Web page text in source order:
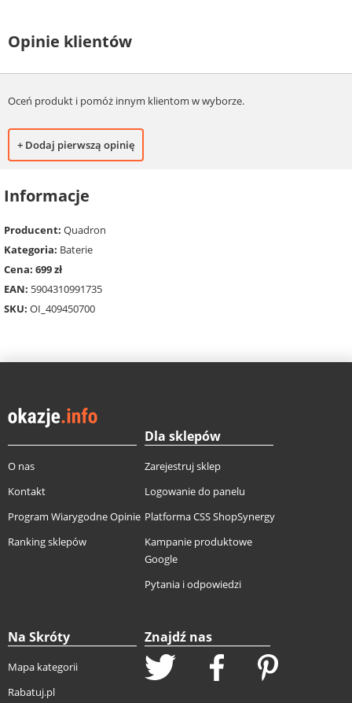
Opinie klientów
Oceń produkt i pomóż innym klientom w wyborze.
+ Dodaj pierwszą opinię
Informacje
Producent: Quadron
Kategoria: Baterie
Cena: 699 zł
EAN: 5904310991735
SKU: OI_409450700
O nas
Kontakt
Program Wiarygodne Opinie
Ranking sklepów
Dla sklepów
Zarejestruj sklep
Logowanie do panelu
Platforma CSS ShopSynergy
Kampanie produktowe
Google
Pytania i odpowiedzi
Na Skróty
Mapa kategorii
Rabatuj.pl
Znajdź nas